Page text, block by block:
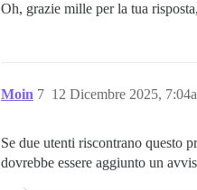
Oh, grazie mille per la tua
Moin 12 Dicembre 2025,
7
Se due utenti riscontrano questo
dovrebbe essere aggiunto un